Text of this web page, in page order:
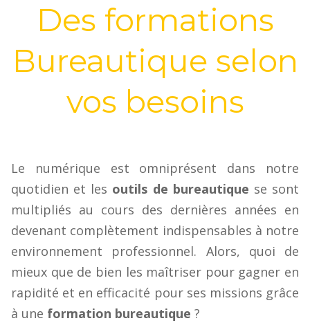
Des formations
Bureautique selon
vos besoins
Le numérique est omniprésent dans notre
quotidien et les outils de bureautique se sont
multipliés au cours des dernières années en
devenant complètement indispensables à notre
environnement professionnel. Alors, quoi de
mieux que de bien les maîtriser pour gagner en
rapidité et en efficacité pour ses missions grâce
à une formation bureautique ?